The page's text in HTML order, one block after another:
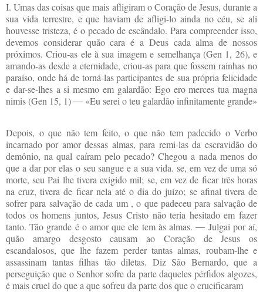
I. Umas das coisas que mais afligiram o Coração de Jesus, durante a
sua vida terrestre, e que haviam de afligi-lo ainda no céu, se ali
houvesse tristeza, é o pecado de escândalo. Para compreender isso,
devemos considerar quão cara é a Deus cada alma de nossos
próximos. Criou-as ele à sua imagem e semelhança (Gen 1, 26), e
amando-as desde a eternidade, criou-as para que fossem rainhas no
paraíso, onde há de torná-las participantes de sua própria felicidade
e dar-se-lhes a si mesmo em galardão: Ego ero merces tua magna
nimis (Gen 15, 1) ― «Eu serei o teu galardão infinitamente grande»
Depois, o que não tem feito, o que não tem padecido o Verbo
incarnado por amor dessas almas, para remi-las da escravidão do
demônio, na qual caíram pelo pecado? Chegou a nada menos do
que a dar por elas o seu sangue e a sua vida. se, em vez de uma só
morte, seu Pai lhe tivera exigido mil; se, em vez de ficar três horas
na cruz, tivera de ficar nela até o dia do juízo; se afinal tivera de
sofrer para salvação de cada um , o que padeceu para salvação de
todos os homens juntos, Jesus Cristo não teria hesitado em fazer
tanto. Tão grande é o amor que ele tem às almas. ― Julgai por aí,
quão amargo desgosto causam ao Coração de Jesus os
escandalosos, que lhe fazem perder tantas almas, roubam-lhe e
assassinam tantas filhas tão diletas. Diz São Bernardo, que a
perseguição que o Senhor sofre da parte daqueles pérfidos algozes,
é mais cruel do que a que sofreu da parte dos que o crucificaram